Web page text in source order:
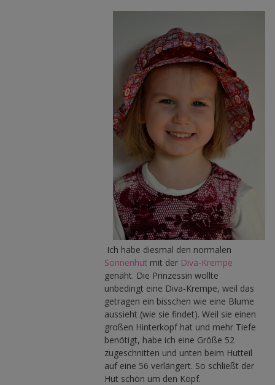
Ich habe diesmal den normalen
Sonnenhut mit der Diva-Krempe
genäht. Die Prinzessin wollte
unbedingt eine Diva-Krempe, weil das
getragen ein bisschen wie eine Blume
aussieht (wie sie findet). Weil sie einen
großen Hinterkopf hat und mehr Tiefe
benötigt, habe ich eine Größe 52
zugeschnitten und unten beim Hutteil
auf eine 56 verlängert. So schließt der
Hut schön um den Kopf.